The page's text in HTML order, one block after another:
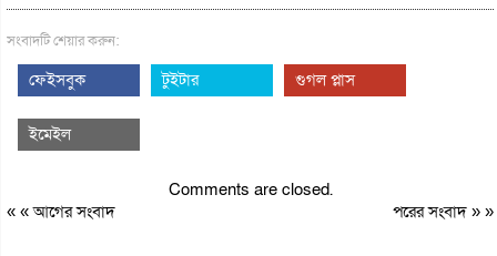
সংবাদটি শেয়ার করুন:
ফেইসবুক টুইটার গুগল প্লাস
ইমেইল
Comments are closed.
« «আগের সংবাদ পরের সংবাদ» »